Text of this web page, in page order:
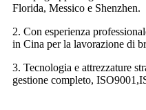
Florida, Messico e Shenzhen.
2. Con esperienza
in Cina per la lavorazione di
3. Tecnologia e attrezzature
gestione completo,